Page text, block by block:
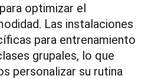
optimizar el
Las instalaciones
para entrenamiento
grupales, lo que
personalizar su rutina